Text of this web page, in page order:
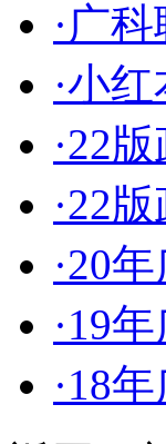
·广
·小红
·22
·22
·20
·19
·18